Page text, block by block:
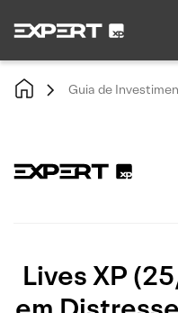
Guia de
Lives XP